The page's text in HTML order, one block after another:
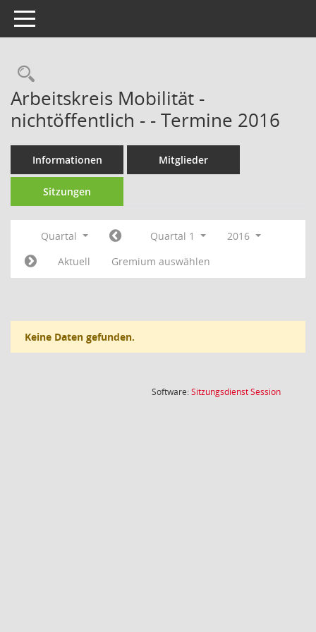
Toggle navigation
Rechercheauswahl
Arbeitskreis Mobilität -
nichtöffentlich - - Termine 2016
Informationen Mitglieder
Sitzungen
Quartal Quartal 1
2016
Aktuell
Gremium auswählen
Keine Daten gefunden.
Software:SitzungsdienstSession(Wird in